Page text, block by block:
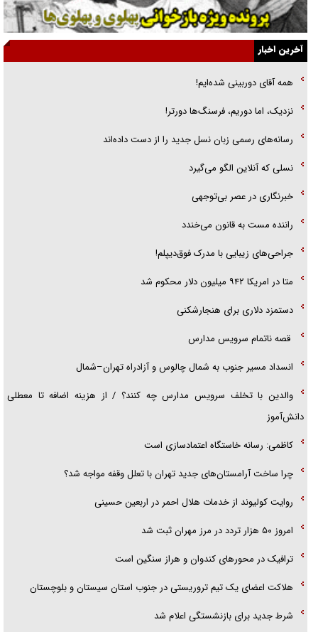
یهودی‌ها در ادبیات داستانی اروپا؛ از شکسپیر تا دیکنز
گفت‌وگو با خواهر یکی از شهدای جنگ رمضان/ خواهرم فرمانده جهادی و
اهل خدمت بی‌منت بود
آخرین اخبار
همه آقای دوربینی شده‌ایم!
نزدیک، اما دوریم، فرسنگ‌ها دورتر!
رسانه‌های رسمی زبان نسل جدید را از دست داده‌اند
نسلی که آنلاین الگو می‌گیرد
‌خبرنگاری در عصر بی‌توجهی
راننده مست به قانون می‌خندد
جراحی‌های زیبایی با مدرک فوق‌دیپلم!
متا در امریکا ۹۴۲ میلیون دلار محکوم شد
دستمزد دلاری برای هنجارشکنی
قصه ناتمام سرویس مدارس
انسداد مسیر جنوب به شمال چالوس و آزادراه تهران–شمال
والدین با تخلف سرویس مدارس چه کنند؟ / از هزینه اضافه تا معطلی
دانش‌آموز
کاظمی: رسانه خاستگاه اعتمادسازی است
چرا ساخت آرامستان‌های جدید تهران با تعلل وقفه مواجه شد؟
روایت کولیوند از خدمات هلال احمر در اربعین حسینی
امروز ۵۰ هزار تردد در مرز مهران ثبت شد
ترافیک در محور‌های کندوان و هراز سنگین است
هلاکت اعضای یک تیم تروریستی در جنوب استان سیستان و بلوچستان
شرط جدید برای بازنشستگی اعلام شد